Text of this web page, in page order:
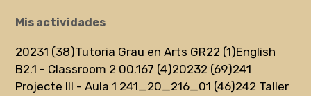
Mis actividades
20231 (38)Tutoria Grau en Arts GR22 (1)English
B2.1 - Classroom 2 00.167 (4)20232 (69)241
Projecte III - Aula 1 241_20_216_01 (46)242 Taller